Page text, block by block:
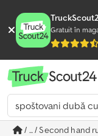
Gratuit în
/ ... / Second hand